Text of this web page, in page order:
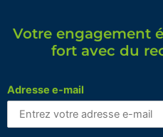
Votre engagement
fort avec du
Adresse e-mail